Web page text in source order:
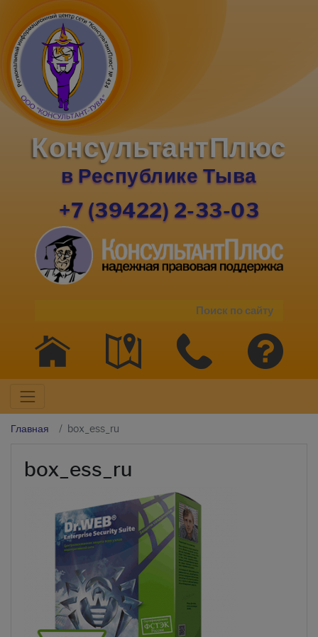
КонсультантПлюс
в Республике Тыва
+7 (39422) 2-33-03
Главная box_ess_ru
box_ess_ru